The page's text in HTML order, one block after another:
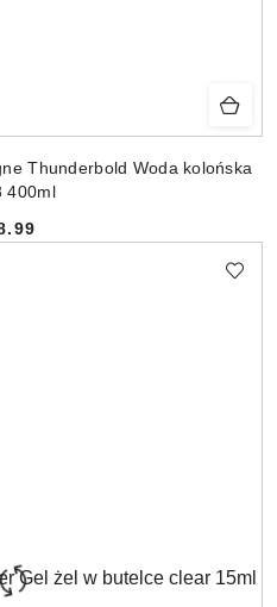
Thunderbold Woda kolońska
400ml
Cena: